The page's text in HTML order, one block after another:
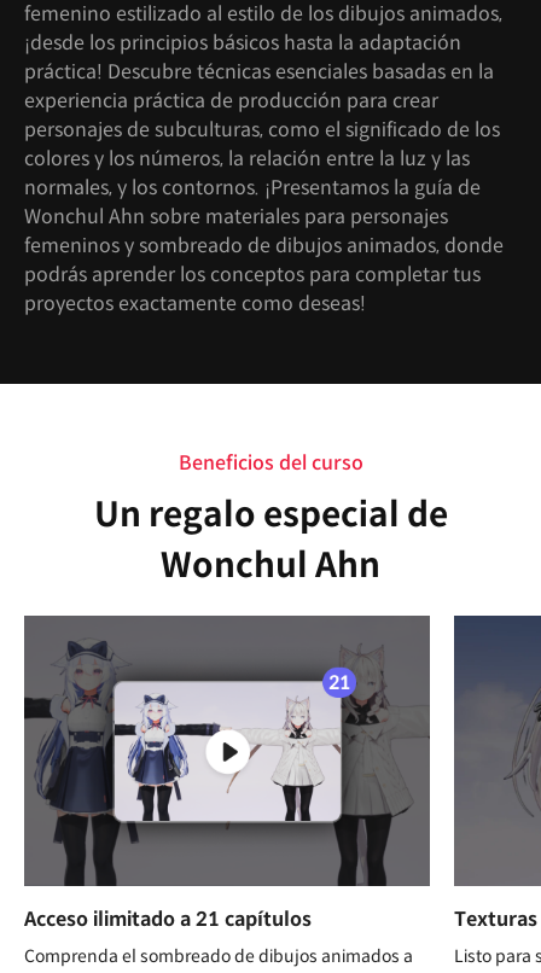
femenino estilizado al estilo de los dibujos animados,
¡desde los principios básicos hasta la adaptación
práctica! Descubre técnicas esenciales basadas en la
experiencia práctica de producción para crear
personajes de subculturas, como el significado de los
colores y los números, la relación entre la luz y las
normales, y los contornos. ¡Presentamos la guía de
Wonchul Ahn sobre materiales para personajes
femeninos y sombreado de dibujos animados, donde
podrás aprender los conceptos para completar tus
proyectos exactamente como deseas!
Beneficios del curso
Un regalo especial de
Wonchul Ahn
Acceso ilimitado a 21 capítulos
Comprenda el sombreado de dibujos animados a
Listo para